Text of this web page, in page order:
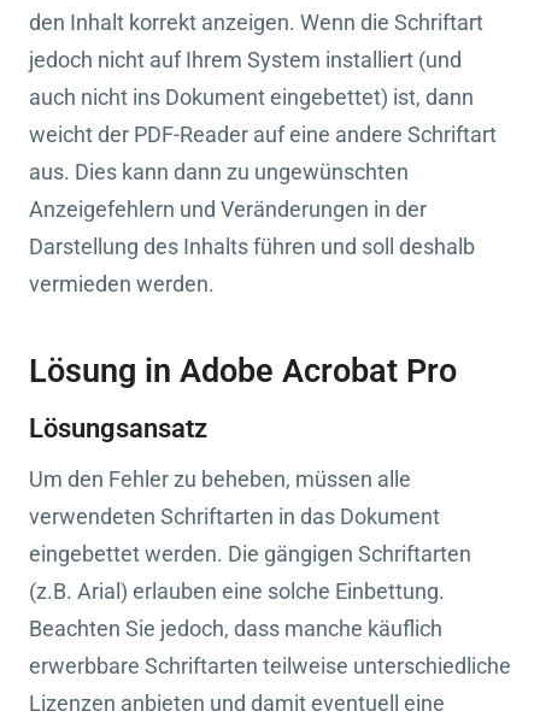
den Inhalt korrekt anzeigen. Wenn die Schriftart
jedoch nicht auf Ihrem System installiert (und
auch nicht ins Dokument eingebettet) ist, dann
weicht der PDF-Reader auf eine andere Schriftart
aus. Dies kann dann zu ungewünschten
Anzeigefehlern und Veränderungen in der
Darstellung des Inhalts führen und soll deshalb
vermieden werden.
Lösung in Adobe Acrobat Pro
Lösungsansatz
Um den Fehler zu beheben, müssen alle
verwendeten Schriftarten in das Dokument
eingebettet werden. Die gängigen Schriftarten
(z.B. Arial) erlauben eine solche Einbettung.
Beachten Sie jedoch, dass manche käuflich
erwerbbare Schriftarten teilweise unterschiedliche
Lizenzen anbieten und damit eventuell eine